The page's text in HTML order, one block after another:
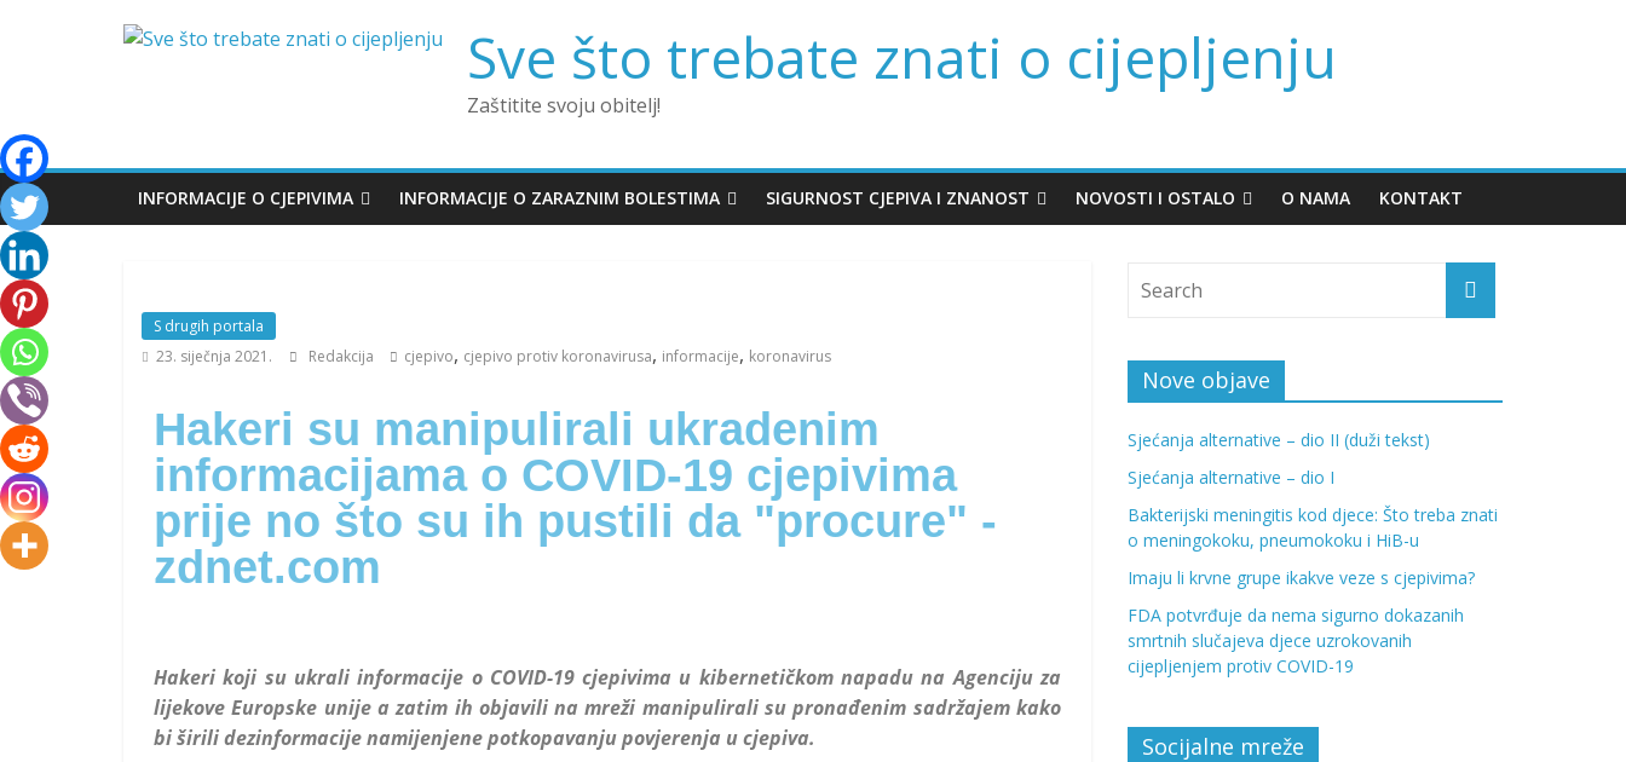
Sve što trebate znati o cijepljenju
Zaštitite svoju obitelj!
INFORMACIJE O CJEPIVIMA INFORMACIJE O ZARAZNIM BOLESTIMA SIGURNOST CJEPIVA I ZNANOST NOVOSTI I OSTALO O NAMA KONTAKT
S drugih portala
23. siječnja 2021.
Redakcija cjepivo, cjepivo protiv koronavirusa, informacije, koronavirus
Hakeri su manipulirali ukradenim
informacijama o COVID-19 cjepivima
prije no što su ih pustili da "procure" -
zdnet.com
Hakeri koji su ukrali informacije o COVID-19 cjepivima u kibernetičkom napadu na Agenciju za
lijekove Europske unije a zatim ih objavili na mreži manipulirali su pronađenim sadržajem kako
bi širili dezinformacije namijenjene potkopavanju povjerenja u cjepiva.
Nove objave
Sjećanja alternative – dio II (duži tekst)
Sjećanja alternative – dio I
Bakterijski meningitis kod djece: Što treba znati
o meningokoku, pneumokoku i HiB-u
Imaju li krvne grupe ikakve veze s cjepivima?
FDA potvrđuje da nema sigurno dokazanih
smrtnih slučajeva djece uzrokovanih
cijepljenjem protiv COVID-19
Socijalne mreže